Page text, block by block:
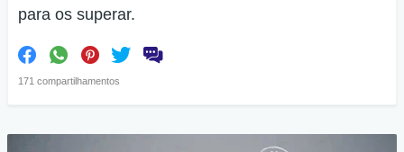
para os superar.
171 compartilhamentos